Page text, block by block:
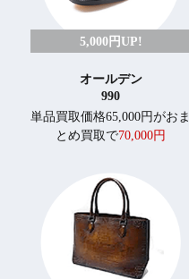
5,000円UP!
オールデン
990
単品買取価格65,000円がおま
とめ買取で70,000円